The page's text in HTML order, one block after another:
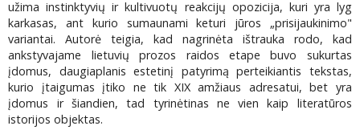
užima instinktyvių ir kultivuotų reakcijų opozicija, kuri yra lyg
karkasas, ant kurio sumaunami keturi jūros „prisijaukinimo"
variantai. Autorė teigia, kad nagrinėta ištrauka rodo, kad
ankstyvajame lietuvių prozos raidos etape buvo sukurtas
įdomus, daugiaplanis estetinį patyrimą perteikiantis tekstas,
kurio įtaigumas įtiko ne tik XIX amžiaus adresatui, bet yra
įdomus ir šiandien, tad tyrinėtinas ne vien kaip literatūros
istorijos objektas.